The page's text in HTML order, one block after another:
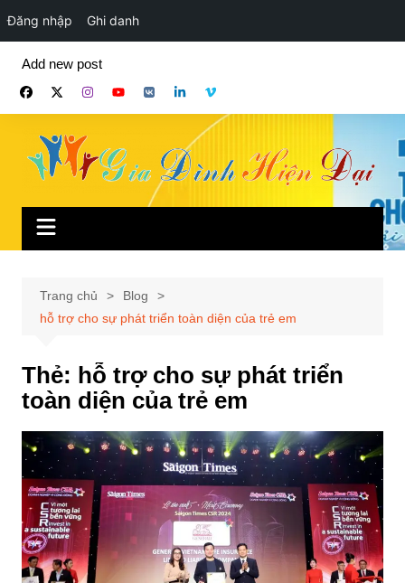
Đăng nhập Ghi danh
phần
Add new post
Trang chủ
Blog
hỗ trợ cho sự phát triển toàn diện của trẻ em
Thẻ: hỗ trợ cho sự phát triển
toàn diện của trẻ em